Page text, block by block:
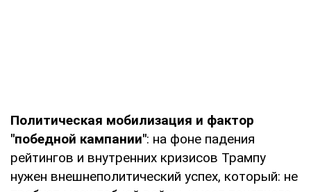
Политическая мобилизация и фактор
"победной кампании": на фоне падения
рейтингов и внутренних кризисов Трампу
нужен внешнеполитический успех, который: не